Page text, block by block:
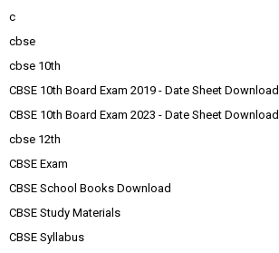
c
cbse
cbse 10th
CBSE 10th Board Exam 2019 - Date Sheet Download
CBSE 10th Board Exam 2023 - Date Sheet Download
cbse 12th
CBSE Exam
CBSE School Books Download
CBSE Study Materials
CBSE Syllabus